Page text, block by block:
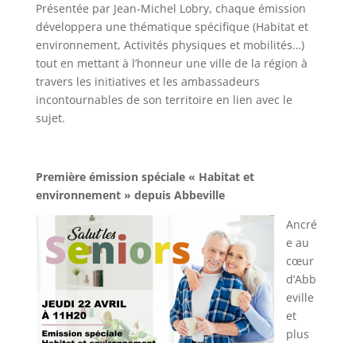
Présentée par Jean-Michel Lobry, chaque émission
développera une thématique spécifique (Habitat et
environnement, Activités physiques et mobilités…)
tout en mettant à l’honneur une ville de la région à
travers les initiatives et les ambassadeurs
incontournables de son territoire en lien avec le
sujet.
Première émission spéciale « Habitat et
environnement » depuis Abbeville
Ancré
e au
cœur
d’Abb
eville
et
plus